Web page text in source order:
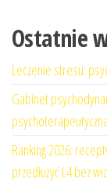
Ostatnie
Leczenie stresu:
Gabinet
psychoterapeutyczna
Ranking 2026:
przedłużyć L4 bez